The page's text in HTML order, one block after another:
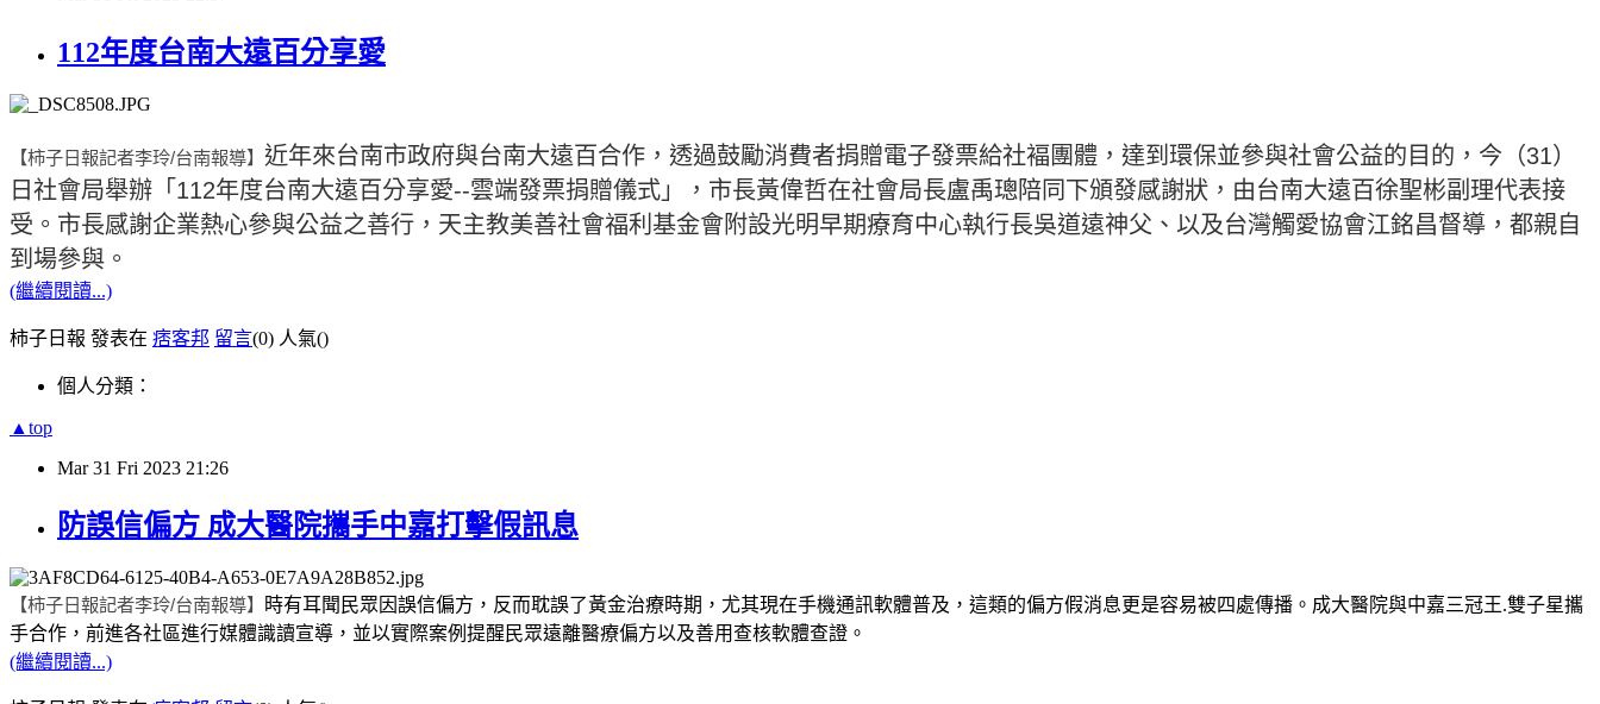
112年度台南大遠百分享愛
【柿子日報記者李玲/台南報導】 近年來台南市政府與台南大遠百合作，透過鼓勵消費者捐贈電子發票給社褔團體，達到環保並參與社會公益的目的，今（31）
日社會局舉辦「112年度台南大遠百分享愛--雲端發票捐贈儀式」，市長黃偉哲在社會局長盧禹璁陪同下頒發感謝狀，由台南大遠百徐聖彬副理代表接
受。市長感謝企業熱心參與公益之善行，天主教美善社會福利基金會附設光明早期療育中心執行長吳道遠神父、以及台灣觸愛協會江銘昌督導，都親自
到場參與。
(繼續閱讀...)
柿子日報 發表在 痞客邦 留言(0) 人氣()
個人分類：
▲top
Mar 31 Fri 2023 21:26
防誤信偏方 成大醫院攜手中嘉打擊假訊息
【柿子日報記者李玲/台南報導】 時有耳聞民眾因誤信偏方，反而耽誤了黃金治療時期，尤其現在手機通訊軟體普及，這類的偏方假消息更是容易被四處傳播。成大醫院與中嘉三冠王.雙子星攜
手合作，前進各社區進行媒體識讀宣導，並以實際案例提醒民眾遠離醫療偏方以及善用查核軟體查證。
(繼續閱讀...)